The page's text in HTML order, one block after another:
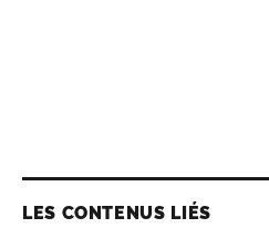
LES CONTENUS LIÉS